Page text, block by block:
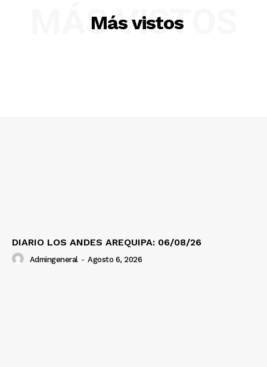
Más vistos
MÁS VISTOS
DIARIO LOS ANDES AREQUIPA: 06/08/26
Admingeneral - Agosto 6, 2026